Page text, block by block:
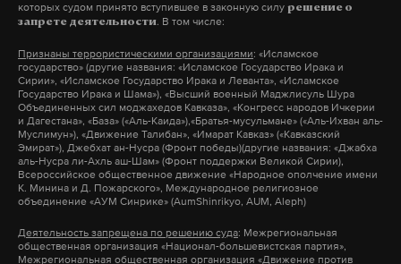
которых судом принято вступившее в законную силу решение о
запрете деятельности. В том числе:
Признаны террористическими организациями: «Исламское
государство» (другие названия: «Исламское Государство Ирака и
Сирии», «Исламское Государство Ирака и Леванта», «Исламское
Государство Ирака и Шама»), «Высший военный Маджлисуль Шура
Объединенных сил моджахедов Кавказа», «Конгресс народов Ичкерии
и Дагестана», «База» («Аль-Каида»),«Братья-мусульмане» («Аль-Ихван аль-
Муслимун»), «Движение Талибан», «Имарат Кавказ» («Кавказский
Эмират»), Джебхат ан-Нусра (Фронт победы)(другие названия: «Джабха
аль-Нусра ли-Ахль аш-Шам» (Фронт поддержки Великой Сирии),
Всероссийское общественное движение «Народное ополчение имени
К. Минина и Д. Пожарского», Международное религиозное
объединение «АУМ Синрике» (AumShinrikyo, AUM, Aleph)
Деятельность запрещена по решению суда: Межрегиональная
общественная организация «Национал-большевистская партия»,
Межрегиональная общественная организация «Движение против